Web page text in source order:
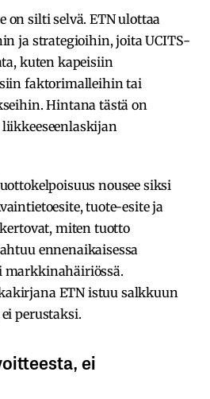
on silti selvä. ETN ulottaa
ja strategioihin, joita UCITS-
kuten kapeisiin
faktorimalleihin tai
Hintana tästä on
nousee siksi
tuote-esite ja
miten tuotto
ennenaikaisessa
markkinahäiriössä.
ETN istuu salkkuun
perustaksi.
ei